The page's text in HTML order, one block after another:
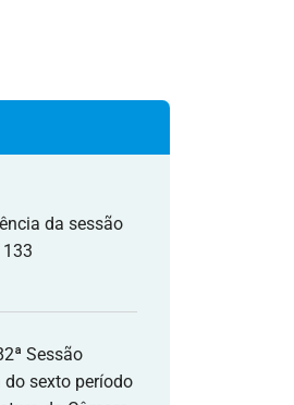
da sessão
Sessão
do sexto período